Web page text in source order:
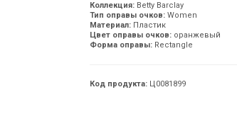
Коллекция:Betty Barclay
Тип оправы очков:Women
Материал:Пластик
Цвет оправы очков:оранжевый
Форма оправы:Rectangle
Код продукта:Ц0081899